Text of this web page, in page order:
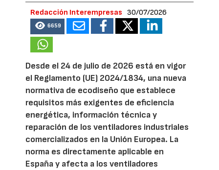
Redacción Interempresas 30/07/2026
6659
Desde el 24 de julio de 2026 está en vigor
el Reglamento (UE) 2024/1834, una nueva
normativa de ecodiseño que establece
requisitos más exigentes de eficiencia
energética, información técnica y
reparación de los ventiladores industriales
comercializados en la Unión Europea. La
norma es directamente aplicable en
España y afecta a los ventiladores